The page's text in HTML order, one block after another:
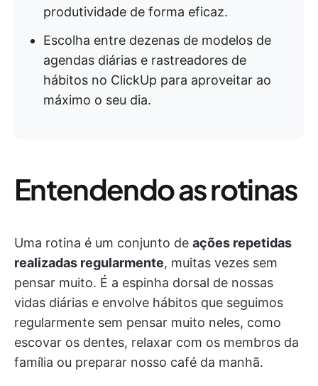
produtividade de forma eficaz.
Escolha entre dezenas de modelos de
agendas diárias e rastreadores de
hábitos no ClickUp para aproveitar ao
máximo o seu dia.
Entendendo as rotinas
Uma rotina é um conjunto de ações repetidas
realizadas regularmente, muitas vezes sem
pensar muito. É a espinha dorsal de nossas
vidas diárias e envolve hábitos que seguimos
regularmente sem pensar muito neles, como
escovar os dentes, relaxar com os membros da
família ou preparar nosso café da manhã.